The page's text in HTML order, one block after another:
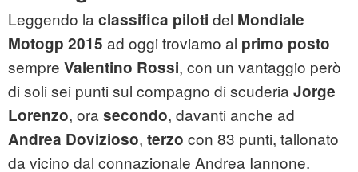
Leggendo la classifica piloti del Mondiale
Motogp 2015 ad oggi troviamo al primo posto
sempre Valentino Rossi, con un vantaggio però
di soli sei punti sul compagno di scuderia Jorge
Lorenzo, ora secondo, davanti anche ad
Andrea Dovizioso, terzo con 83 punti, tallonato
da vicino dal connazionale Andrea Iannone.